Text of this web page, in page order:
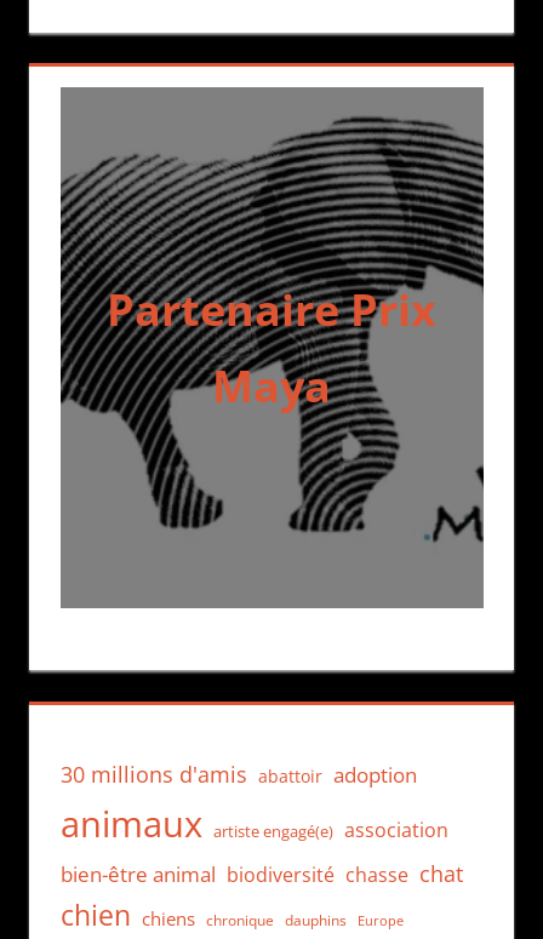
Partenaire Prix
Maya
30 millions d'amis abattoir adoption
animaux artiste engagé(e) association
bien-être animal biodiversité chasse chat
chien chiens chronique dauphins Europe